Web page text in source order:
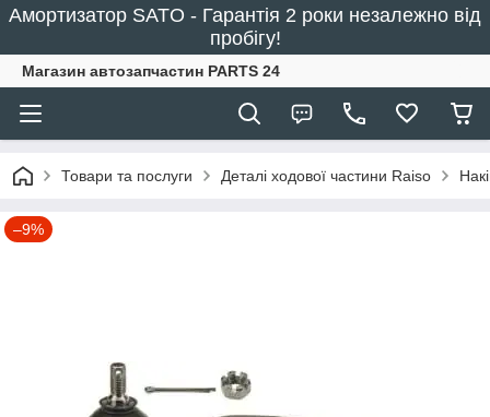
Амортизатор SATO - Гарантія 2 роки незалежно від
пробігу!
Магазин автозапчастин PARTS 24
Товари та послуги Деталі ходової частини Raiso
–9%